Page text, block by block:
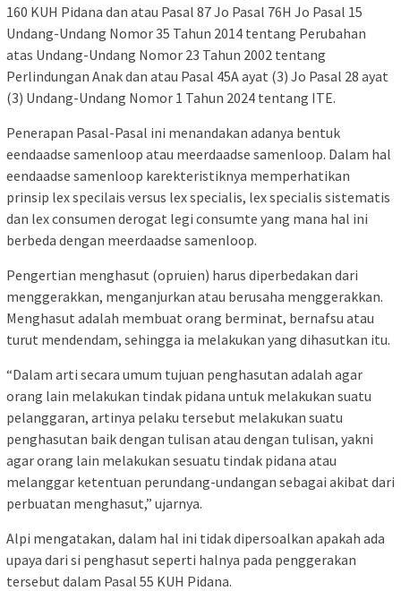
160 KUH Pidana dan atau Pasal 87 Jo Pasal 76H Jo Pasal 15
Undang-Undang Nomor 35 Tahun 2014 tentang Perubahan
atas Undang-Undang Nomor 23 Tahun 2002 tentang
Perlindungan Anak dan atau Pasal 45A ayat (3) Jo Pasal 28 ayat
(3) Undang-Undang Nomor 1 Tahun 2024 tentang ITE.
Penerapan Pasal-Pasal ini menandakan adanya bentuk
eendaadse samenloop atau meerdaadse samenloop. Dalam hal
eendaadse samenloop karekteristiknya memperhatikan
prinsip lex specilais versus lex specialis, lex specialis sistematis
dan lex consumen derogat legi consumte yang mana hal ini
berbeda dengan meerdaadse samenloop.
Pengertian menghasut (opruien) harus diperbedakan dari
menggerakkan, menganjurkan atau berusaha menggerakkan.
Menghasut adalah membuat orang berminat, bernafsu atau
turut mendendam, sehingga ia melakukan yang dihasutkan itu.
“Dalam arti secara umum tujuan penghasutan adalah agar
orang lain melakukan tindak pidana untuk melakukan suatu
pelanggaran, artinya pelaku tersebut melakukan suatu
penghasutan baik dengan tulisan atau dengan tulisan, yakni
agar orang lain melakukan sesuatu tindak pidana atau
melanggar ketentuan perundang-undangan sebagai akibat dari
perbuatan menghasut,” ujarnya.
Alpi mengatakan, dalam hal ini tidak dipersoalkan apakah ada
upaya dari si penghasut seperti halnya pada penggerakan
tersebut dalam Pasal 55 KUH Pidana.